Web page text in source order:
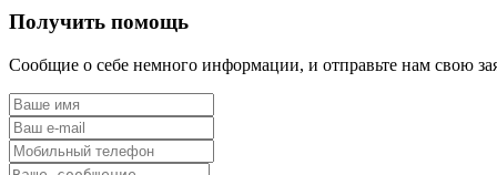
Получить помощь
Сообщие о себе немного информации, и отправьте нам свою